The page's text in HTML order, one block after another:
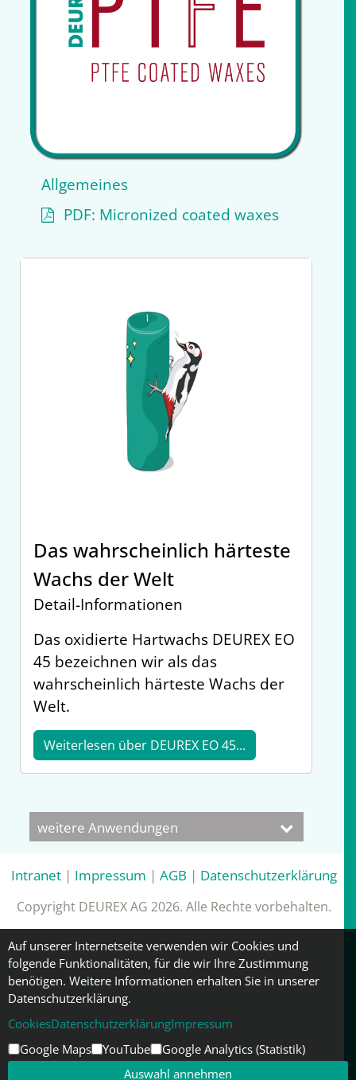
Allgemeines
PDF: Micronized coated waxes
Das wahrscheinlich härteste
Wachs der Welt
Detail-Informationen
Das oxidierte Hartwachs DEUREX EO
45 bezeichnen wir als das
wahrscheinlich härteste Wachs der
Welt.
Weiterlesen über DEUREX EO 45...
weitere Anwendungen
Intranet | Impressum | AGB | Datenschutzerklärung
Copyright DEUREX AG 2026. Alle Rechte vorbehalten.
Auf unserer Internetseite verwenden wir Cookies und
folgende Funktionalitäten, für die wir Ihre Zustimmung
benötigen. Weitere Informationen erhalten Sie in unserer
Datenschutzerklärung.
CookiesDatenschutzerklärungImpressum
Google Maps
YouTube
Google Analytics (Statistik)
Auswahl annehmen